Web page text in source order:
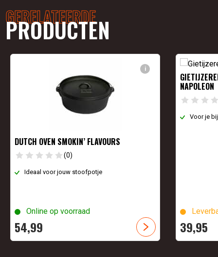
GERELATEERDE
PRODUCTEN
i
DUTCH OVEN SMOKIN’ FLAVOURS
(0)
Ideaal voor jouw stoofpotje
Online op voorraad
54,99
NAPOLEON
Voor je
39,95